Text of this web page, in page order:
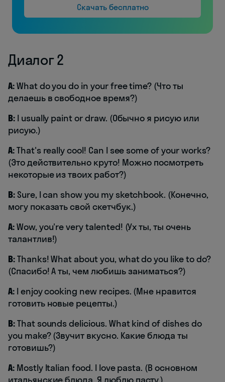
Скачать бесплатно
Диалог 2
A:What do you do in your free time? (Что ты
делаешь в свободное время?)
B:I usually paint or draw. (Обычно я рисую или
рисую.)
A:That's really cool! Can I see some of your works?
(Это действительно круто! Можно посмотреть
некоторые из твоих работ?)
B:Sure, I can show you my sketchbook. (Конечно,
могу показать свой скетчбук.)
A:Wow, you're very talented! (Ух ты, ты очень
талантлив!)
B:Thanks! What about you, what do you like to do?
(Спасибо! А ты, чем любишь заниматься?)
A:I enjoy cooking new recipes. (Мне нравится
готовить новые рецепты.)
B:That sounds delicious. What kind of dishes do
you make? (Звучит вкусно. Какие блюда ты
готовишь?)
A:Mostly Italian food. I love pasta. (В основном
итальянские блюда. Я люблю пасту.)